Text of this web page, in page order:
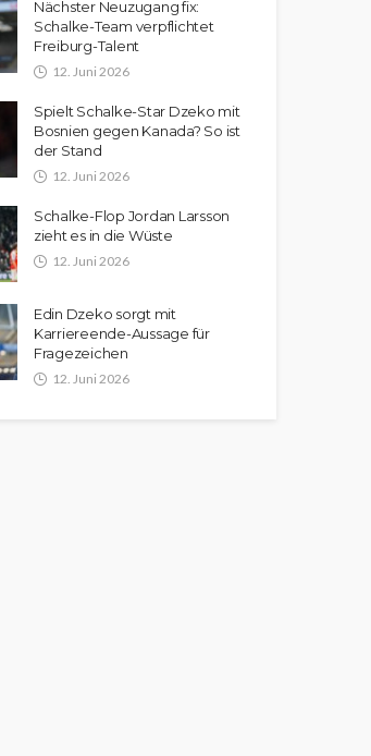
Nächster Neuzugang fix:
Schalke-Team verpflichtet
Freiburg-Talent
12. Juni 2026
Spielt Schalke-Star Dzeko mit
Bosnien gegen Kanada? So ist
der Stand
12. Juni 2026
Schalke-Flop Jordan Larsson
zieht es in die Wüste
12. Juni 2026
Edin Dzeko sorgt mit
Karriereende-Aussage für
Fragezeichen
12. Juni 2026